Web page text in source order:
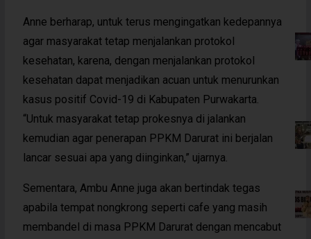
Anne berharap, untuk terus mengingatkan kedepannya
agar masyarakat tetap menjalankan protokol
kesehatan, karena, dengan menjalankan protokol
kesehatan dapat menjadikan acuan untuk menurunkan
kasus positif Covid-19 di Kabupaten Purwakarta.
“Untuk masyarakat tetap prokesnya di jalankan
kemudian agar penerapan PPKM Darurat ini berjalan
lancar sesuai apa yang diinginkan,” ujarnya.
Sementara, Ambu Anne juga akan bertindak tegas
apabila tempat nongkrong seperti cafe yang masih
membandel di masa PPKM Darurat dengan mencabut